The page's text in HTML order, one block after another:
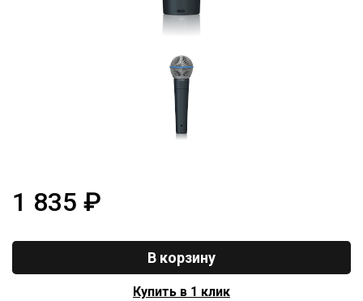
1 835 ₽
В корзину
Купить в 1 клик